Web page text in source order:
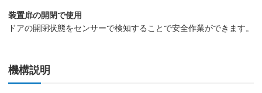
装置扉の開閉で使用
ドアの開閉状態をセンサーで検知することで安全作業ができます。
機構説明